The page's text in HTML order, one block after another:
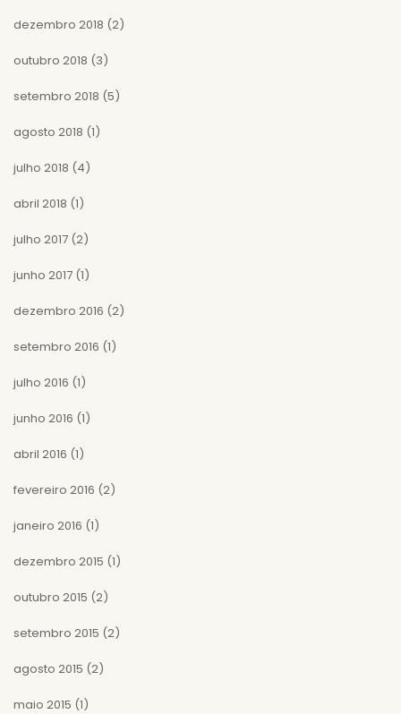
dezembro 2018 (2)
outubro 2018 (3)
setembro 2018 (5)
agosto 2018 (1)
julho 2018 (4)
abril 2018 (1)
julho 2017 (2)
junho 2017 (1)
dezembro 2016 (2)
setembro 2016 (1)
julho 2016 (1)
junho 2016 (1)
abril 2016 (1)
fevereiro 2016 (2)
janeiro 2016 (1)
dezembro 2015 (1)
outubro 2015 (2)
setembro 2015 (2)
agosto 2015 (2)
maio 2015 (1)